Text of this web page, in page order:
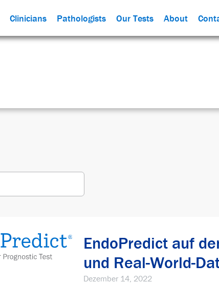
Clinicians Pathologists Our Tests About
EndoPredict auf
und Real-World-
Dezember 14, 2022